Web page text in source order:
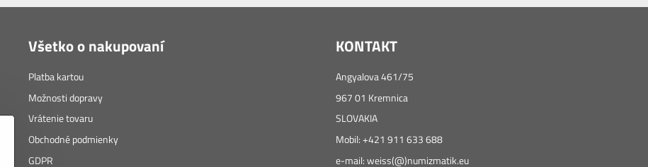
Všetko o nakupovaní
Platba kartou
Možnosti dopravy
Vrátenie tovaru
Obchodné podmienky
GDPR
KONTAKT
Angyalova 461/75
967 01 Kremnica
SLOVAKIA
Mobil: +421 911 633 688
e-mail: weiss(@)numizmatik.eu